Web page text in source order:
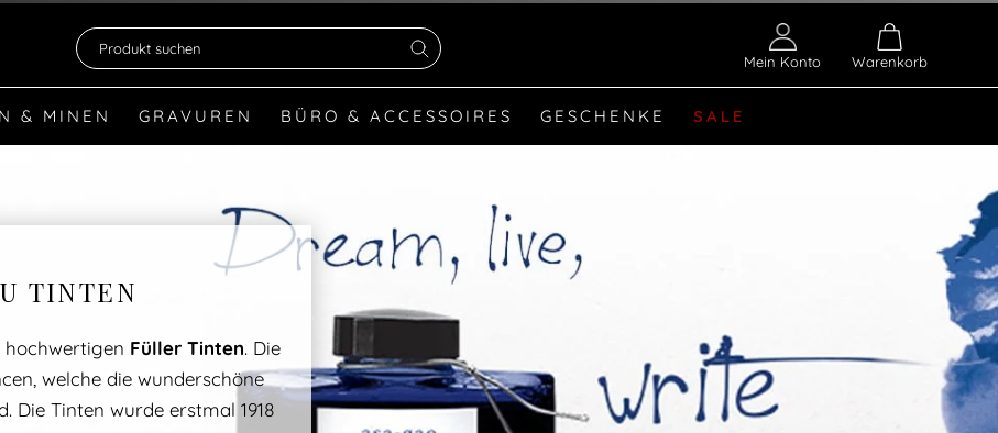
& MINEN GRAVUREN BÜRO & ACCESSOIRES GESCHENKE SALE
Produkt suchen
Mein Konto Warenkorb
TINTEN
Füller Tinten. Die
welche die wunderschöne
Die Tinten wurde erstmal 1918